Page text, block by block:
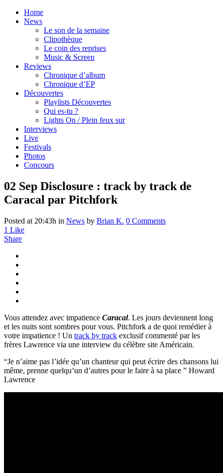
Home
News
Le son de la semaine
Clipothèque
Le coin des reprises
Music & Screen
Reviews
Chronique d’album
Chronique d’EP
Découvertes
Playlists Découvertes
Qui es-tu ?
Lights On / Plein feux sur
Interviews
Live
Festivals
Photos
Concours
02 Sep Disclosure : track by track de
Caracal par Pitchfork
Posted at 20:43h in News by Brian K. 0 Comments
1 Like
Share
Vous attendez avec impatience Caracal. Les jours deviennent long
et les nuits sont sombres pour vous. Pitchfork a de quoi remédier à
votre impatience ! Un track by track exclusif commenté par les
frères Lawrence via une interview du célèbre site Américain.
“Je n’aime pas l’idée qu’un chanteur qui peut écrire des chansons lui
même, prenne quelqu’un d’autres pour le faire à sa place ” Howard
Lawrence